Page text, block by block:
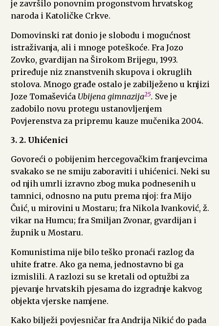
je završilo ponovnim progonstvom hrvatskog
naroda i Katoličke Crkve.
Domovinski rat donio je slobodu i mogućnost
istraživanja, ali i mnoge poteškoće. Fra Jozo
Zovko, gvardijan na Širokom Brijegu, 1993.
priređuje niz znanstvenih skupova i okruglih
stolova. Mnogo građe ostalo je zabilježeno u knjizi
Joze Tomaševića Ubijena gimnazija25. Sve je
zadobilo novu protegu ustanovljenjem
Povjerenstva za pripremu kauze mučenika 2004.
3. 2. Uhićenici
Govoreći o pobijenim hercegovačkim franjevcima
svakako se ne smiju zaboraviti i uhićenici. Neki su
od njih umrli izravno zbog muka podnesenih u
tamnici, odnosno na putu prema njoj: fra Mijo
Čuić, u mirovini u Mostaru; fra Nikola Ivanković, ž.
vikar na Humcu; fra Smiljan Zvonar, gvardijan i
župnik u Mostaru.
Komunistima nije bilo teško pronaći razlog da
uhite fratre. Ako ga nema, jednostavno bi ga
izmislili. A razlozi su se kretali od optužbi za
pjevanje hrvatskih pjesama do izgradnje kakvog
objekta vjerske namjene.
Kako bilježi povjesničar fra Andrija Nikić do pada